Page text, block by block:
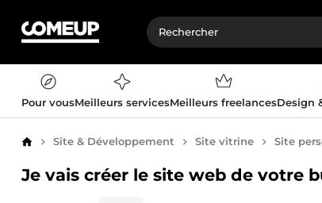
Pour vousMeilleurs servicesMeilleurs freelancesDesign
AccueilSite & Développement Site vitrine Site
Je vais créer le site web de votre